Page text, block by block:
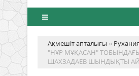
Ақмешіт апталығы »
"НҰР МҰҚАСАН"
ШАХЗАДАЕВ ШЫНДЫҚТЫ